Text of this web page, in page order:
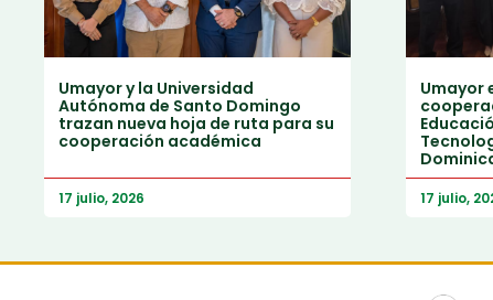
Umayor y la Universidad
Autónoma de Santo Domingo
trazan nueva hoja de ruta para su
cooperación académica
17 julio, 2026
Umayor
17 julio,